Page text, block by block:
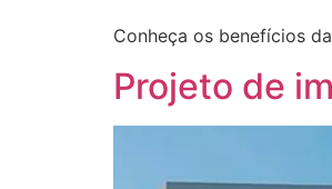
Conheça os benefícios
Projeto de